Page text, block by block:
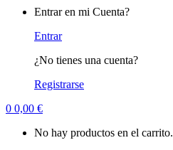
Entrar en mi Cuenta?
Entrar
¿No tienes una cuenta?
Registrarse
0 0,00 €
No hay productos en el carrito.